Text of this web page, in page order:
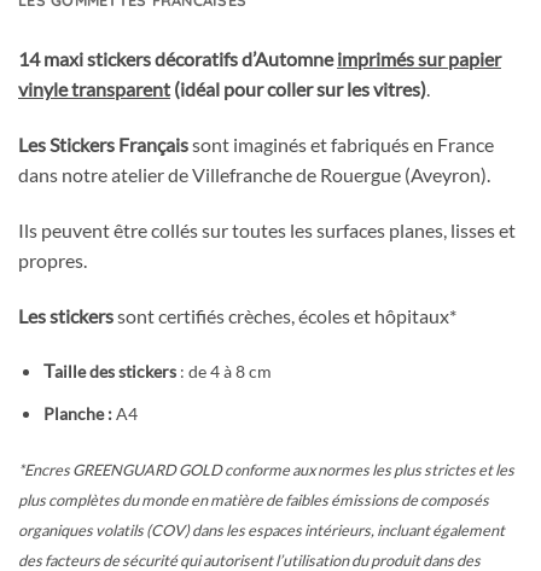
14 maxi stickers décoratifs d’Automneimprimés sur papier
vinyle transparent (idéal pour coller sur les vitres).
Les Stickers Françaissont imaginés et fabriqués en France
dans notre atelier de Villefranche de Rouergue (Aveyron).
Ils peuvent être collés sur toutes les surfaces planes, lisses et
propres.
Les stickerssont certifiés crèches, écoles et hôpitaux*
Taille des stickers: de 4 à 8 cm
Planche :A4
*Encres GREENGUARD GOLD conforme aux normes les plus strictes et les
plus complètes du monde en matière de faibles émissions de composés
organiques volatils (COV) dans les espaces intérieurs, incluant également
des facteurs de sécurité qui autorisent l’utilisation du produit dans des